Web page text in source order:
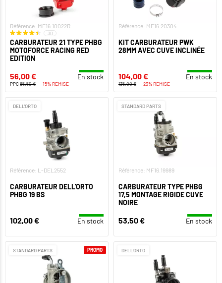
Référence: MF16.10022R
30
CARBURATEUR 21 TYPE PHBG
MOTOFORCE RACING RED
EDITION
56,00 € En stock
PPC65,50 € -15% REMISE
Référence: MF16.20304
KIT CARBURATEUR PWK
28MM AVEC CUVE INCLINÉE
104,00 € En stock
135,00 € -23% REMISE
DELL'ORTO
Référence: L-DEL2552
CARBURATEUR DELL'ORTO
PHBG 19 BS
102,00 € En stock
STANDARD PARTS
Référence: MF16.19989
CARBURATEUR TYPE PHBG
17,5 MONTAGE RIGIDE CUVE
NOIRE
53,50 € En stock
STANDARD PARTS PROMO DELL'ORTO